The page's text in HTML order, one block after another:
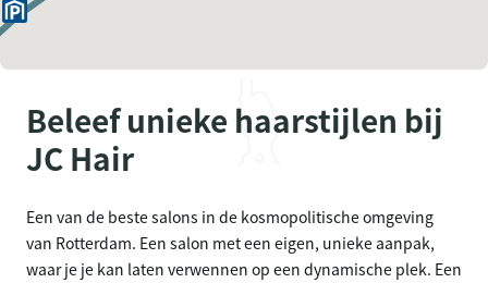
Beleef unieke haarstijlen bij
JC Hair
Een van de beste salons in de kosmopolitische omgeving
van Rotterdam. Een salon met een eigen, unieke aanpak,
waar je je kan laten verwennen op een dynamische plek. Een